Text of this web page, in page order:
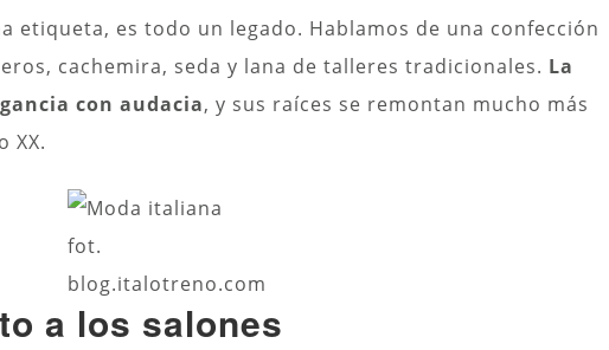
etiqueta, es todo un legado. Hablamos de una confección
cachemira, seda y lana de talleres tradicionales. La
con audacia, y sus raíces se remontan mucho más
XX.
fot.
blog.italotreno.com
a los salones